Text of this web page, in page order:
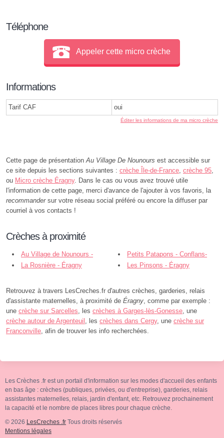
Téléphone
Appeler cette micro crèche
Informations
Tarif CAF oui
Éditer les informations de ma micro crèche
Cette page de présentation Au Village De Nounours est accessible sur
ce site depuis les sections suivantes : crèche Île-de-France crèche 95
ou Micro crèche Éragny. Dans le cas ou vous avez trouvé utile
l'information de cette page, merci d'avance de l'ajouter à vos favoris, la
recommandersur votre réseau social préféré ou encore la diffuser par
courriel à vos contacts !
Crèches à proximité
Au Village de Nounours -
Éragny
Petits Patapons - Conflans-
Sainte-Honorine
La Rosnière - Éragny Les Pinsons - Éragny
Retrouvez à travers LesCreches.fr d'autres crèches, garderies, relais
d'assistante maternelles, à proximité de Éragny , comme par exemple :
une crèche sur Sarcelles , les crèches à Garges-lès-Gonesse , une
crèche autour de Argenteuil
, les crèches dans Cergy, une crèche sur
Franconville , afin de trouver les info recherchées.
Les Crèches .fr est un portail d'information sur les modes d'accueil des enfants
en bas âge : crèches (publiques, privées, ou d'entreprise), garderies, relais
assistantes maternelles, relais, jardin d'enfant, etc. Retrouvez prochainement
la capacité et le nombre de places libres pour chaque crèche.
© 2026 LesCreches .fr Tous droits réservés
Mentions légales